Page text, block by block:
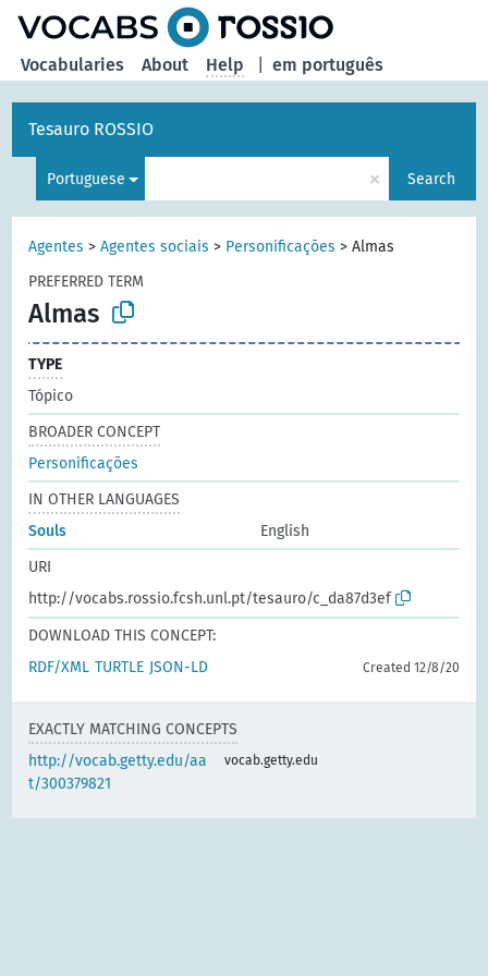
em português
Vocabularies About Help
Tesauro ROSSIO
Portuguese × Search
Agentes >Agentes sociais > Personificações >Almas
PREFERRED TERM
Almas
TYPE
Tópico
BROADER CONCEPT
Personificações
IN OTHER LANGUAGES
Souls
English
URI
http://vocabs.rossio.fcsh.unl.pt/tesauro/c_da87d3ef
DOWNLOAD THIS CONCEPT:
RDF/XML TURTLE JSON-LD Created 12/8/20
EXACTLY MATCHING CONCEPTS
http://vocab.getty.edu/aa
t/300379821
vocab.getty.edu